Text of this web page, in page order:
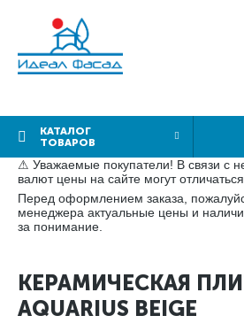
КАТАЛОГ
ТОВАРОВ
⚠ Уважаемые покупатели! В связи с
валют цены на сайте могут
Перед оформлением заказа,
менеджера актуальные цены и
за понимание.
КЕРАМИЧЕСКАЯ
AQUARIUS BEIGE